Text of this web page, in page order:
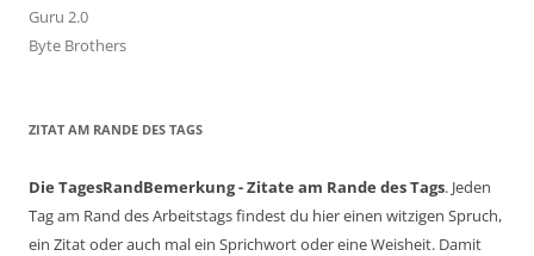
Guru 2.0
Byte Brothers
ZITAT AM RANDE DES TAGS
Die TagesRandBemerkung - Zitate am Rande des Tags. Jeden
Tag am Rand des Arbeitstags findest du hier einen witzigen Spruch,
ein Zitat oder auch mal ein Sprichwort oder eine Weisheit. Damit